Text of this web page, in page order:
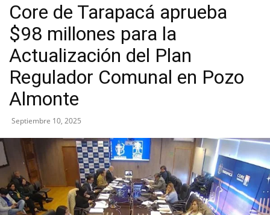
Core de Tarapacá aprueba
$98 millones para la
Actualización del Plan
Regulador Comunal en Pozo
Almonte
Septiembre 10, 2025